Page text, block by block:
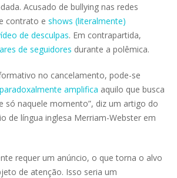
Acusado de bullying nas redes
contrato e shows (literalmente)
de desculpas. Em contrapartida,
de seguidores durante a polêmica.
no cancelamento, pode-se
paradoxalmente amplifica aquilo que busca
só naquele momento”, diz um artigo do
de língua inglesa Merriam-Webster em
requer um anúncio, o que torna o alvo
de atenção. Isso seria um